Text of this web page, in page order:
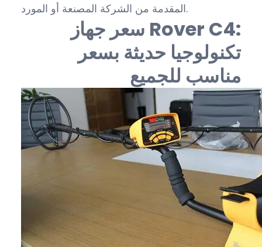
المقدمة من الشركة المصنعة أو المورد.
سعر جهاز Rover C4:
تكنولوجيا حديثة بسعر
مناسب للجميع